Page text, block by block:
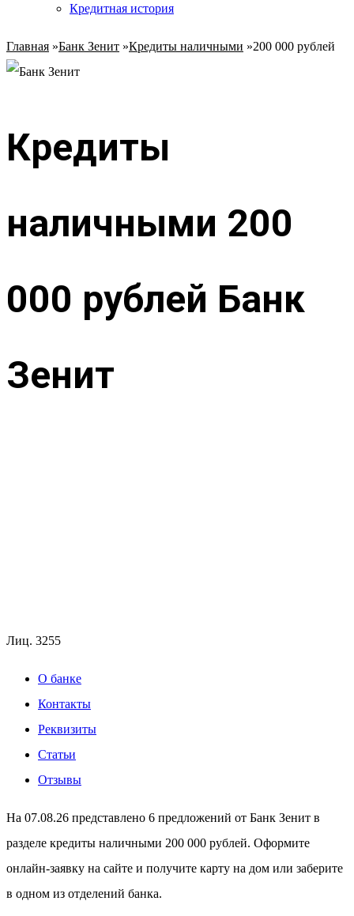
Кредитная история
Главная »Банк Зенит »Кредиты наличными »200 000 рублей
Кредиты
наличными 200
000 рублей Банк
Зенит
Лиц. 3255
О банке
Контакты
Реквизиты
Статьи
Отзывы
На 07.08.26 представлено 6 предложений от Банк Зенит в
разделе кредиты наличными 200 000 рублей. Оформите
онлайн-заявку на сайте и получите карту на дом или заберите
в одном из отделений банка.